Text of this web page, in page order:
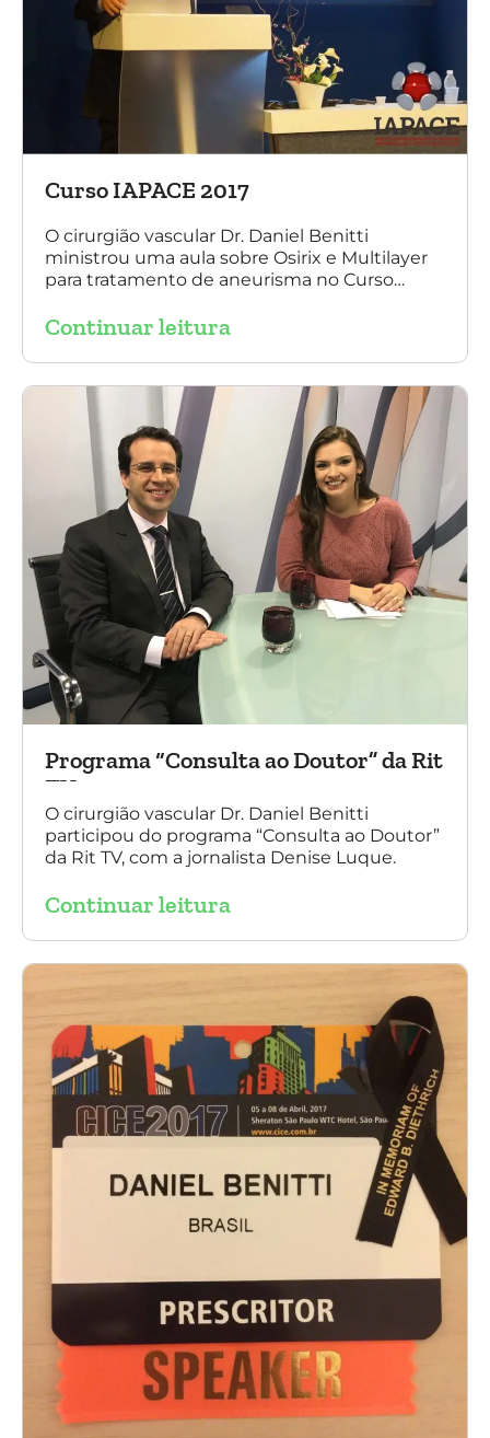
Curso IAPACE 2017
O cirurgião vascular Dr. Daniel Benitti
ministrou uma aula sobre Osirix e Multilayer
para tratamento de aneurisma no Curso
2017). Agradecemos a todos os participantes
Sergio Belczak pelo convite!
Continuar leitura
Programa “Consulta ao Doutor” da Rit
TV
O cirurgião vascular Dr. Daniel Benitti
participou do programa “Consulta ao Doutor”
da Rit TV, com a jornalista Denise Luque.
Continuar leitura